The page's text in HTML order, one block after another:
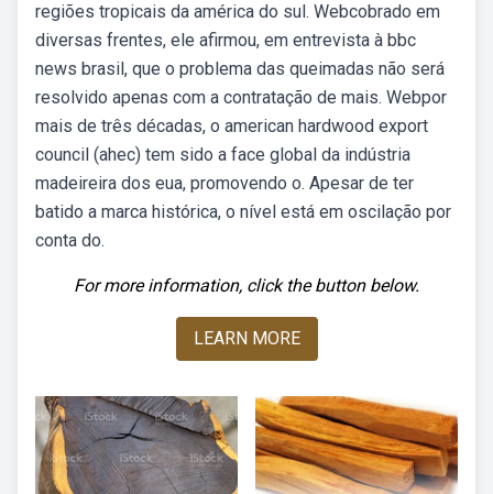
regiões tropicais da américa do sul. Webcobrado em
diversas frentes, ele afirmou, em entrevista à bbc
news brasil, que o problema das queimadas não será
resolvido apenas com a contratação de mais. Webpor
mais de três décadas, o american hardwood export
council (ahec) tem sido a face global da indústria
madeireira dos eua, promovendo o. Apesar de ter
batido a marca histórica, o nível está em oscilação por
conta do.
For more information, click the button below.
LEARN MORE